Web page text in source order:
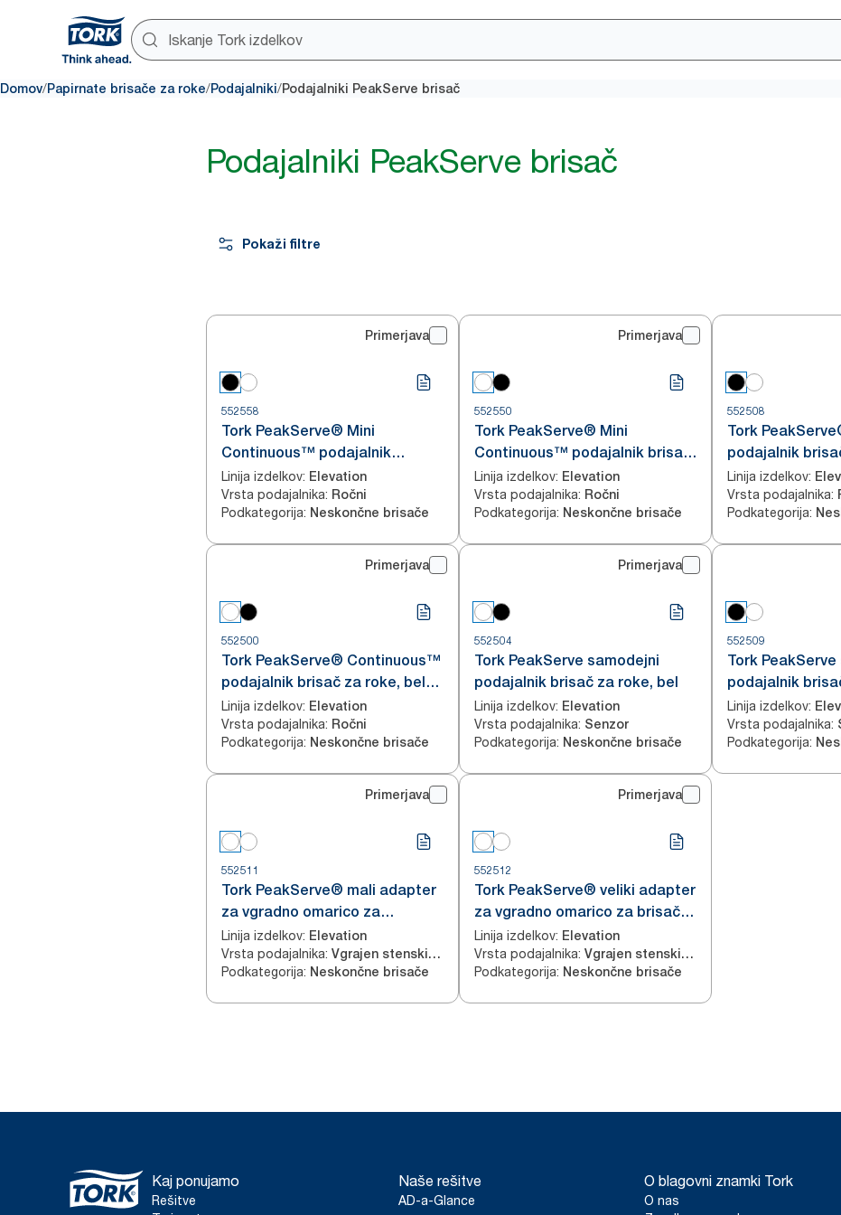
Domov/Papirnate brisače za roke/Podajalniki/Podajalniki PeakServe brisač
Podajalniki PeakServe brisač
Pokaži filtre
Primerjava
552558
Tork PeakServe® Mini
Continuous™ podajalnik
papirnatih brisač za roke, črn
H5
Linija izdelkov: Elevation
Vrsta podajalnika: Ročni
Podkategorija: Neskončne brisače
Primerjava
552550
Tork PeakServe® Mini
Continuous™ podajalnik brisač
za roke, bel H5
Linija izdelkov: Elevation
Vrsta podajalnika: Ročni
Podkategorija: Neskončne brisače
552508
Tork
podajalnik
H5
Linija izdelkov:
Vrsta podajalnika:
Podkategorija:
Primerjava
552500
Tork PeakServe® Continuous™
podajalnik brisač za roke, bel
H5
Linija izdelkov: Elevation
Vrsta podajalnika: Ročni
Podkategorija: Neskončne brisače
Primerjava
552504
Tork PeakServe samodejni
podajalnik brisač za roke, bel
Linija izdelkov: Elevation
Vrsta podajalnika: Senzor
Podkategorija: Neskončne brisače
552509
Tork
podajalnik
Linija izdelkov:
Vrsta podajalnika:
Podkategorija:
Primerjava
552511
Tork PeakServe® mali adapter
za vgradno omarico za
papirnate brisače za roke, H5
Linija izdelkov: Elevation
Vrsta podajalnika: Vgrajen stenski ročni
Podkategorija: Neskončne brisače
Primerjava
552512
Tork PeakServe® veliki adapter
za vgradno omarico za brisače
za roke, H5
Linija izdelkov: Elevation
Vrsta podajalnika: Vgrajen stenski ročni
Podkategorija: Neskončne brisače
Kaj ponujamo
Rešitve
Naše rešitve
AD-a-Glance
O blagovni znamki Tork
O nas